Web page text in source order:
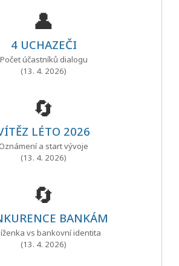
👤
4 UCHAZEČI
Počet účastníků dialogu
(13. 4. 2026)
🔄
LÉTO 2026
a start vývoje
(13. 4. 2026)
🔄
BANKÁM
vs bankovní identita
(13. 4. 2026)